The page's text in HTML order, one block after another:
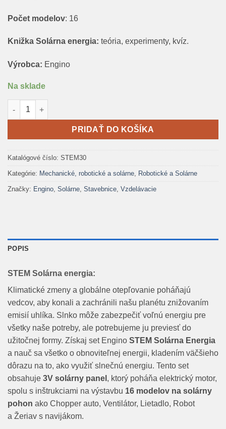
Počet modelov: 16
Knižka Solárna energia: teória, experimenty, kvíz.
Výrobca: Engino
Na sklade
množstvo Engino STEM Solárna energia + SVK knižka
PRIDAŤ DO KOŠÍKA
Katalógové číslo: STEM30
Kategórie: Mechanické, robotické a solárne Robotické a Solárne
Značky: Engino Solárne Stavebnice Vzdelávacie
POPIS
STEM Solárna energia:
Klimatické zmeny a globálne otepľovanie poháňajú
vedcov, aby konali a zachránili našu planétu znižovaním
emisií uhlíka. Slnko môže zabezpečiť voľnú energiu pre
všetky naše potreby, ale potrebujeme ju previesť do
užitočnej formy. Získaj set Engino STEM Solárna Energia
a nauč sa všetko o obnoviteľnej energii, kladením väčšieho
dôrazu na to, ako využiť slnečnú energiu. Tento set
obsahuje 3V solárny panel , ktorý poháňa elektrický motor,
spolu s inštrukciami na výstavbu 16 modelov na solárny
pohon ako Chopper auto, Ventilátor, Lietadlo, Robot
a Žeriav s navijákom.